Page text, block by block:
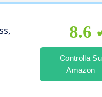
8.6
Controlla Su
Amazon